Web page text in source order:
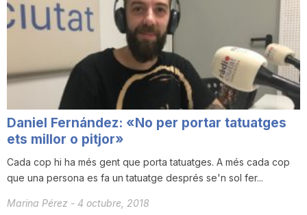
Daniel Fernández: «No per portar tatuatges
ets millor o pitjor»
Cada cop hi ha més gent que porta tatuatges. A més cada cop
que una persona es fa un tatuatge després se'n sol fer...
Marina Pérez - 4 octubre, 2018